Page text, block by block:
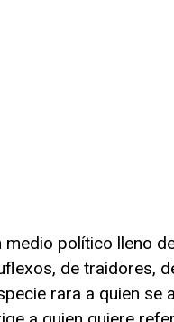
político lleno
de traidores,
rara a quien se